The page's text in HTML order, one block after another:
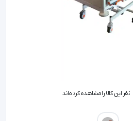
نفر این کالا را مشاهده کرده‌اند